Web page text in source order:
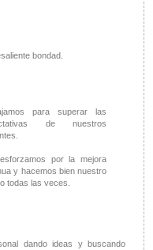
bondad.
para superar las
de nuestros
por la mejora
y hacemos bien nuestro
todas las veces.
dando ideas y buscando